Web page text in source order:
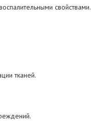
свойствами.
тканей.